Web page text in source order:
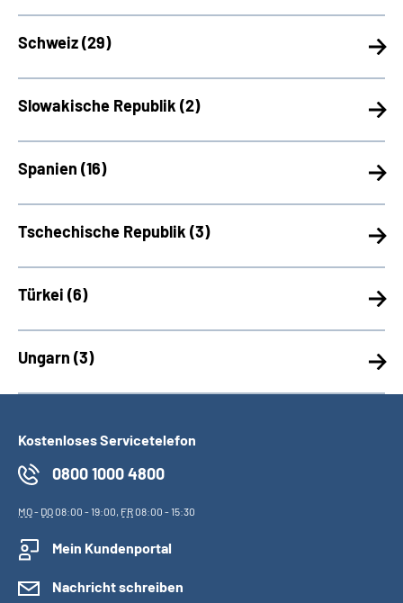
Schweiz (29)
Slowakische Republik (2)
Spanien (16)
Tschechische Republik (3)
Türkei (6)
Ungarn (3)
Kostenloses Servicetelefon
0800 1000 4800
MO- DO08:00 - 19:00, FR08:00 - 15:30
Mein Kundenportal
Nachricht schreiben